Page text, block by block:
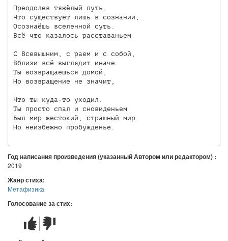
Преодолев тяжёлый путь,
Что существует лишь в сознании,
Осознаёшь вселенной суть.
Всё что казалось расставаньем
С Всевышним, с раем и с собой,
Вблизи всё выглядит иначе.
Ты возвращаешься домой,
Но возвращение не значит,
Что ты куда-то уходил.
Ты просто спал и сновиденьем
Был мир жестокий, страшный мир.
Год написания произведения (указанный Автором или редактором) :
2019
Жанр стиха:
Метафизика
Голосование за стих:
Стих
понравился
Стих
не
понравился